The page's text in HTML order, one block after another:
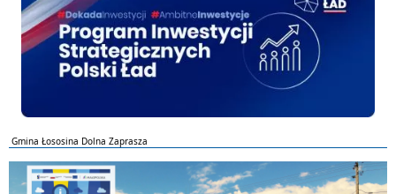
Gmina Łososina Dolna Zaprasza